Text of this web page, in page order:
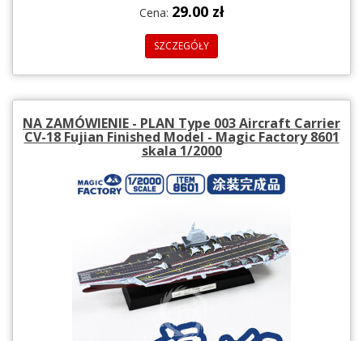
Cena: 29.00 zł
SZCZEGÓŁY
NA ZAMÓWIENIE - PLAN Type 003 Aircraft Carrier
CV-18 Fujian Finished Model - Magic Factory 8601
skala 1/2000